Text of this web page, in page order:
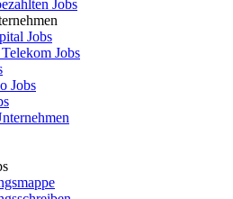
Jobs
Jobs
Jobs
Jobs